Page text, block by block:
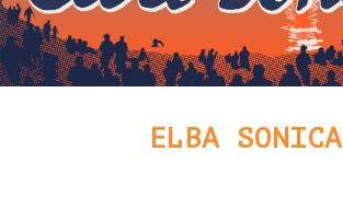
VIAGGIO
ALLOGGIO
ELBA SONICA